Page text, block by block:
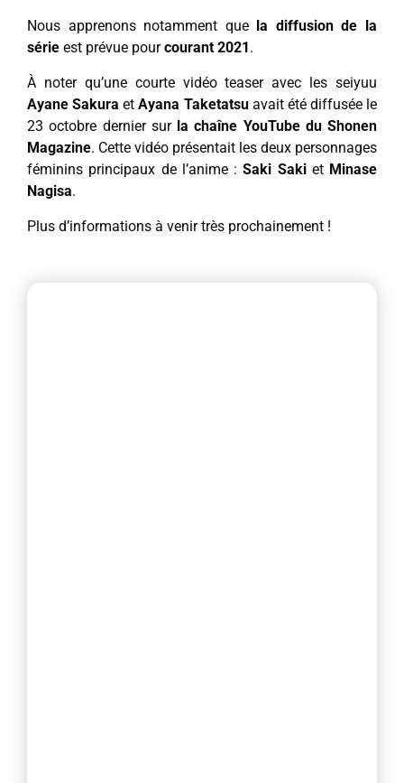
Nous apprenons notamment que la diffusion de la
série est prévue pourcourant 2021.
À noter qu’une courte vidéo teaser avec les seiyuu
Ayane Sakura etAyana Taketatsuavait été diffusée le
23 octobre dernier sur la chaîne YouTube du Shonen
Magazine. Cette vidéo présentait les deux personnages
féminins principaux de l’anime :Saki Sakiet Minase
Nagisa.
Plus d’informations à venir très prochainement !